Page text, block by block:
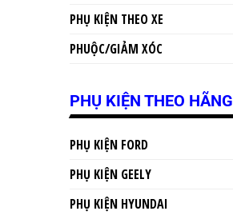
PHỤ KIỆN THEO XE
PHUỘC/GIẢM XÓC
PHỤ KIỆN THEO HÃNG
PHỤ KIỆN FORD
PHỤ KIỆN GEELY
PHỤ KIỆN HYUNDAI